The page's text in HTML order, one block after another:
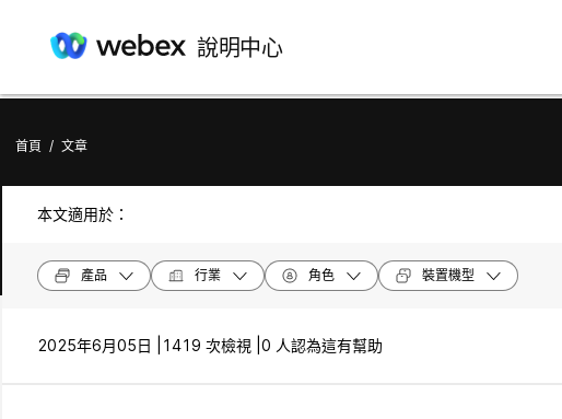
說明中心
首頁 / 文章
本文適用於：
產品 行業 角色 裝置機型
2025年6月05日 | 1419 次檢視 | 0 人認為這有幫助